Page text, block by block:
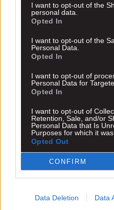
I want to opt-out of the
personal data.
Opted In
I want to opt-out of the
Personal Data.
Opted In
I want to opt-out of
Personal Data for
Opted In
I want to opt-out of
Retention, Sale, and/or
Personal Data that Is
Purposes for which it was
Opted Out
CONFIRM
Data Deletion Data